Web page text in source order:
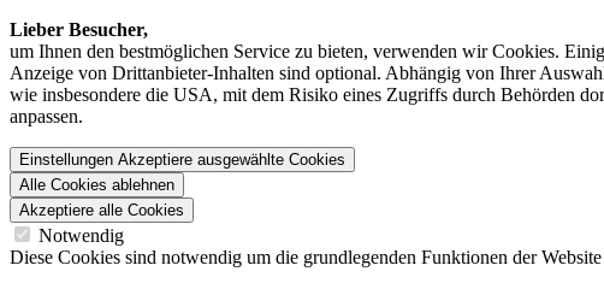
Lieber Besucher,
um Ihnen den best­möglichen Service zu bieten, verwenden wir Cookies.
Anzeige von Dritt­anbieter-Inhalten sind optional. Abhängig von Ihrer
wie insbesondere die USA, mit dem Risiko eines Zugriffs durch Behörden
anpassen.
Einstellungen Akzeptiere ausgewählte Cookies
Alle Cookies ablehnen
Akzeptiere alle Cookies
Notwendig
Diese Cookies sind notwendig um die grundlegenden Funktionen der